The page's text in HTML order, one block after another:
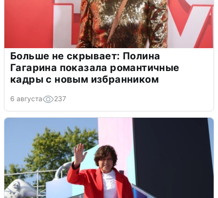
Больше не скрывает: Полина
Гагарина показала романтичные
кадры с новым избранником
6 августа 237